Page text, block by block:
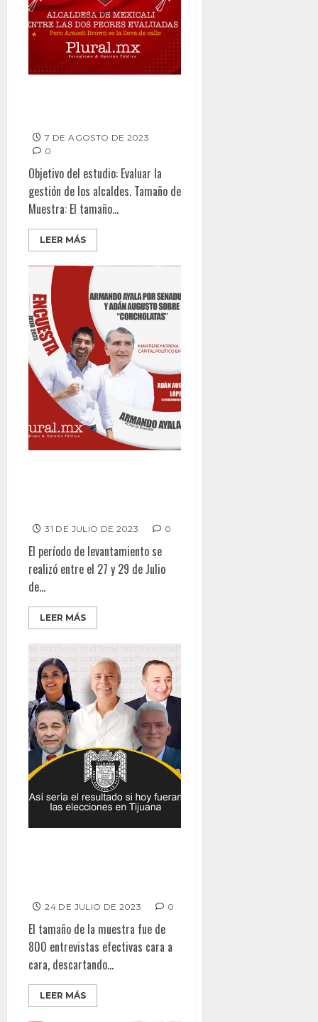
7 DE AGOSTO DE 2023
0
Objetivo del estudio: Evaluar la
gestión de los alcaldes. Tamaño de
Muestra: El tamaño...
LEER MÁS
31 DE JULIO DE 2023 0
El período de levantamiento se
realizó entre el 27 y 29 de Julio
de...
LEER MÁS
24 DE JULIO DE 2023 0
El tamaño de la muestra fue de
800 entrevistas efectivas cara a
cara, descartando...
LEER MÁS